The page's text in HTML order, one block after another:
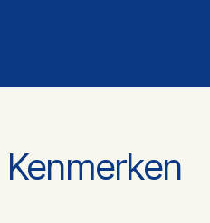
Kenmerken